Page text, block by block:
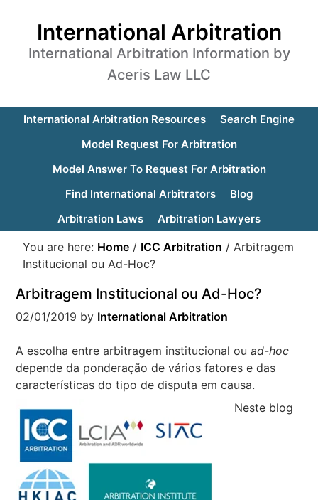
International Arbitration
International Arbitration Information by
Aceris Law LLC
International Arbitration Resources
Search Engine
Model Request For Arbitration
Model Answer To Request For Arbitration
Find International Arbitrators
Blog
Arbitration Laws
Arbitration Lawyers
You are here: Home / ICC Arbitration / Arbitragem
Institucional ou Ad-Hoc?
Arbitragem Institucional ou Ad-Hoc?
02/01/2019 by International Arbitration
A escolha entre arbitragem institucional ouad-hoc
depende da ponderação de vários fatores e das
características do tipo de disputa em causa.
Neste blog